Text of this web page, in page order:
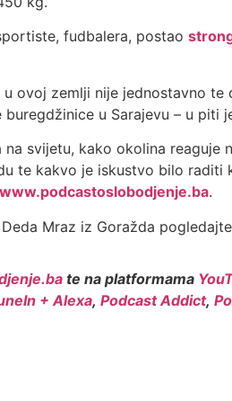
fudbalera, postao
u ovoj zemlji nije jednostavno
u Sarajevu – u piti
svijetu, kako okolina
te kakvo je iskustvo bilo
www.podcastoslobodjenje.ba.
Mraz iz Goražda
te na platformama
+ Alexa,Podcast Addict,